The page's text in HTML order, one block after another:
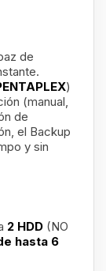
de
)
(manual,
de
el Backup
y sin
2 HDD (NO
hasta 6